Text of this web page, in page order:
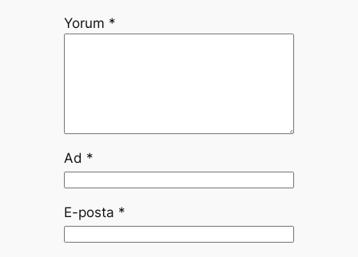
Yorum *
Ad *
E-posta *